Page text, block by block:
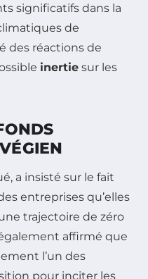
significatifs dans la
de
des réactions de
inertie sur les
a insisté sur le fait
entreprises qu’elles
trajectoire de zéro
affirmé que
l’un des
pour inciter les